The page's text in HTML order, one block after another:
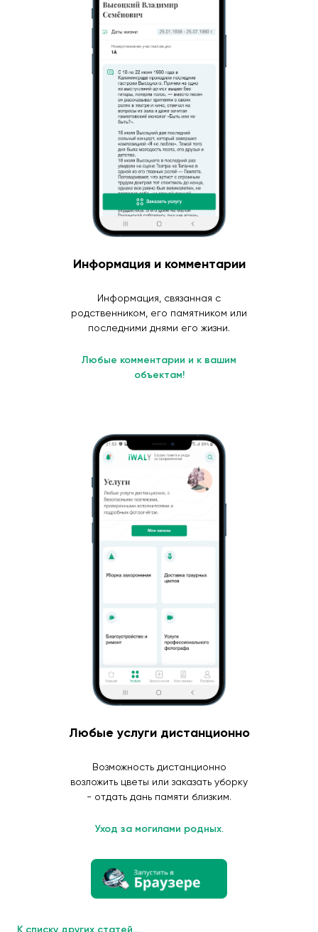
Информация и комментарии
Информация, связанная с
родственником, его памятником или
последними днями его жизни.
Любые комментарии и к вашим
объектам!
Любые услуги дистанционно
Возможность дистанционно
возложить цветы или заказать уборку
- отдать дань памяти близким.
Уход за могилами родных.
К списку других статей...